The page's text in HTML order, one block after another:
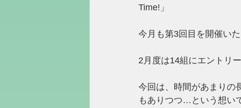
Time!」
今月も第3回目を開催いた
2月度は14組にエントリ
今回は、時間があまりの
もありつつ…という想い